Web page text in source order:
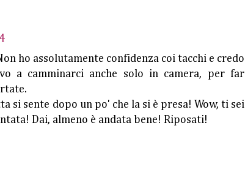
ho assolutamente confidenza coi tacchi e credo
a camminarci anche solo in camera, per far
si sente dopo un po' che la si è presa! Wow, ti sei
Dai, almeno è andata bene! Riposati!